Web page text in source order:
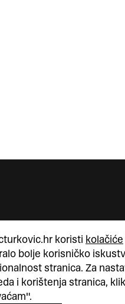
koristi kolačiće
bolje korisničko
stranica. Za
i korištenja stranica,